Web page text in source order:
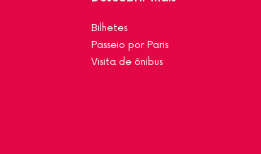
Bilhetes
Passeio por Paris
Visita de ônibus